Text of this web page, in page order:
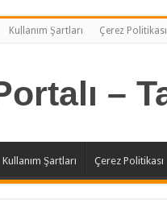
Kullanım Şartları Çerez Politikası
Kullanım Şartları Çerez Politikası